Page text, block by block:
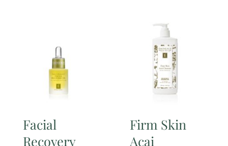
optie
kan
gekozen
worden
variaties.
Deze
optie
kan
gekozen
worden
de
productpagina
Facial
Recovery
Firm Skin
Acai